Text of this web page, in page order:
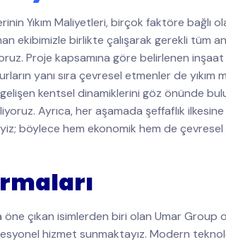
Yıkım Maliyetleri, birçok faktöre bağlı
ekibimizle birlikte çalışarak gerekli tüm
Proje kapsamına göre belirlenen inşaat
yanı sıra çevresel etmenler de
kentsel dinamiklerini göz önünde
Ayrıca, her aşamada şeffaflık
böylece hem ekonomik hem de çevresel
öne çıkan isimlerden biri olan Umar
hizmet sunmaktayız. Modern